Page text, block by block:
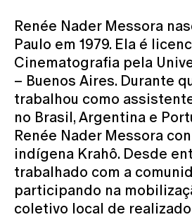
Renée Nader Messora
Paulo em 1979. Ela é
Cinematografia pela
– Buenos Aires. Durante
trabalhou como
no Brasil, Argentina e
Renée Nader Messora
indígena Krahô. Desde
trabalhado com a
participando na
coletivo local de